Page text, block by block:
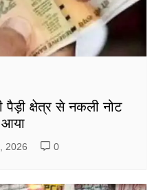
क्षेत्र से नकली नोट
आया
2026 0